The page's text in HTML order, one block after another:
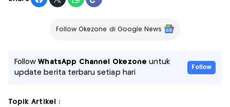
Follow Okezone di Google News
FollowWhatsApp Channel Okezone untuk
update berita terbaru setiap hari
Follow
Topik Artikel :